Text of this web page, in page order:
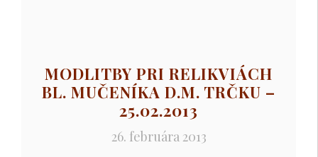
MODLITBY PRI RELIKVIÁCH
BL. MUČENÍKA D.M. TRČKU –
25.02.2013
26. februára 2013